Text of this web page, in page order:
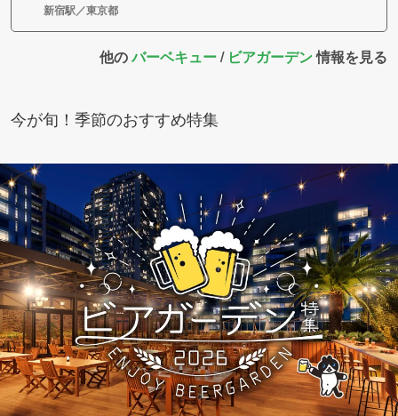
新宿駅／東京都
他のバーベキュー/ ビアガーデン情報を見る
今が旬！季節のおすすめ特集